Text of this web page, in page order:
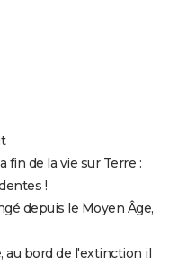
fin de la vie sur Terre :
!
depuis le Moyen Âge,
au bord de l'extinction il